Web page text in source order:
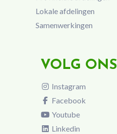
Lokale afdelingen
Samenwerkingen
VOLG ONS
Instagram
Facebook
Youtube
Linkedin